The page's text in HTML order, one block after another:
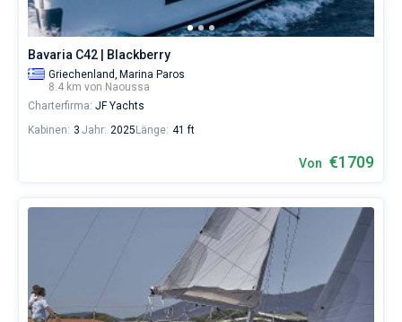
Bavaria C42 | Blackberry
Griechenland, Marina Paros
8.4 km von Naoussa
Charterfirma: JF Yachts
Kabinen: 3 Jahr: 2025 Länge: 41 ft
Von €1709